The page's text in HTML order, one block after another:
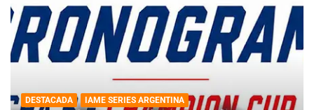
DESTACADA IAME SERIES ARGENTINA